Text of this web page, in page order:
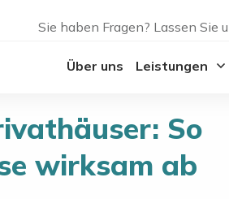
Sie haben Fragen? Lassen Sie
Über uns Leistungen
So
wirksam ab